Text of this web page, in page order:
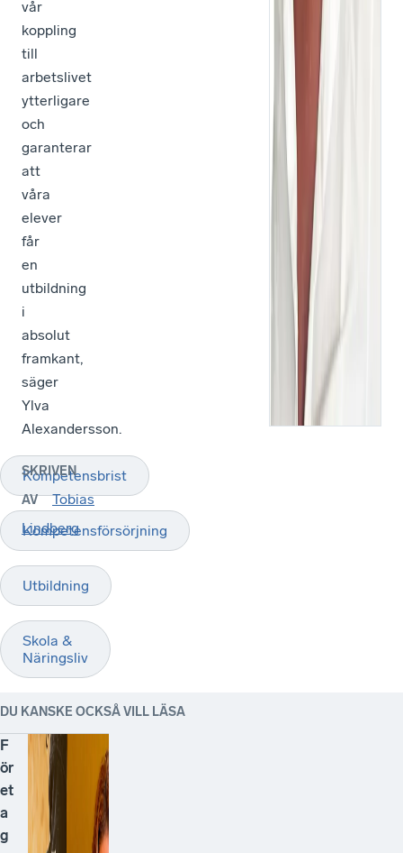
vår
koppling
till
arbetslivet
ytterligare
och
garanterar
att
våra
elever
får
en
utbildning
i
absolut
framkant,
säger
Ylva
Alexandersson.
Kompetensbrist
Kompetensförsörjning
Utbildning
Skola &
Näringsliv
SKRIVEN
AV
Tobias
Lindberg
DU KANSKE OCKSÅ VILL LÄSA
F
ör
et
a
g